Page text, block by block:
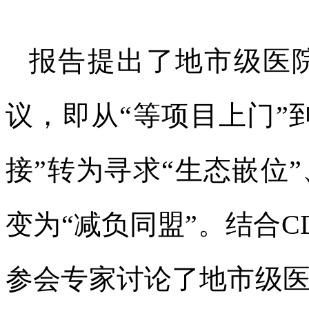
报告提出了地市级医
议，即从“等项目上门”
接”转为寻求“生态嵌位
变为“减负同盟”。结合
参会专家讨论了地市级